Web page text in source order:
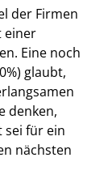
der Firmen
einer
Eine noch
glaubt,
denken,
für ein
nächsten